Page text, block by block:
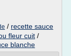
/ recette sauce
fleur cuit /
blanche